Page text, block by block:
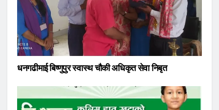
धनगढीमाई बिष्णुपुर स्वास्थ चौकी अधिकृत सेवा निबृत